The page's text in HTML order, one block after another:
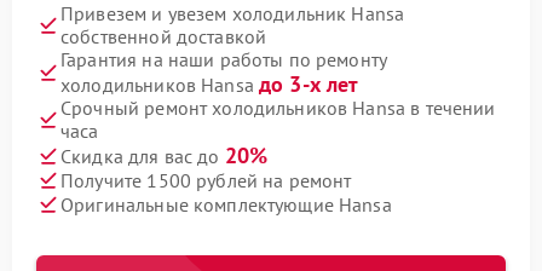
Привезем и увезем холодильник Hansa
собственной доставкой
Гарантия на наши работы по ремонту
холодильников Hansaдо 3-х лет
Срочный ремонт холодильников Hansa в течении
часа
Скидка для вас до 20%
Получите 1500 рублей на ремонт
Оригинальные комплектующие Hansa